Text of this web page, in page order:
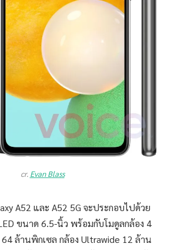
cr. Evan Blass
A52 และ A52 5G จะประกอบไปด้วย
ขนาด 6.5-นิ้ว พร้อมกับโมดูลกล้อง 4
ล้านพิกเซล กล้อง Ultrawide 12 ล้าน